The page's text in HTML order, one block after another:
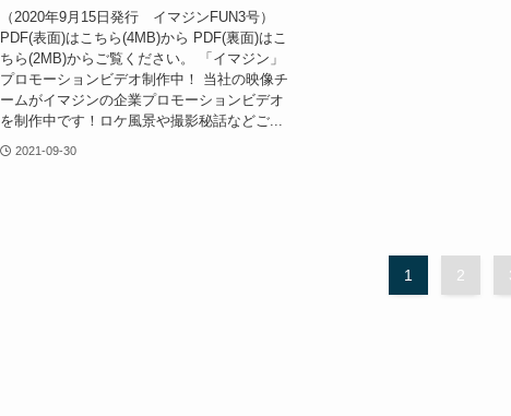
（2020年9月15日発行 イマジンFUN3号）
PDF(表面)はこちら(4MB)から PDF(裏面)はこ
ちら(2MB)からご覧ください。 「イマジン」
プロモーションビデオ制作中！ 当社の映像チ
ームがイマジンの企業プロモーションビデオ
を制作中です！ロケ風景や撮影秘話などご...
2021-09-30
1 2